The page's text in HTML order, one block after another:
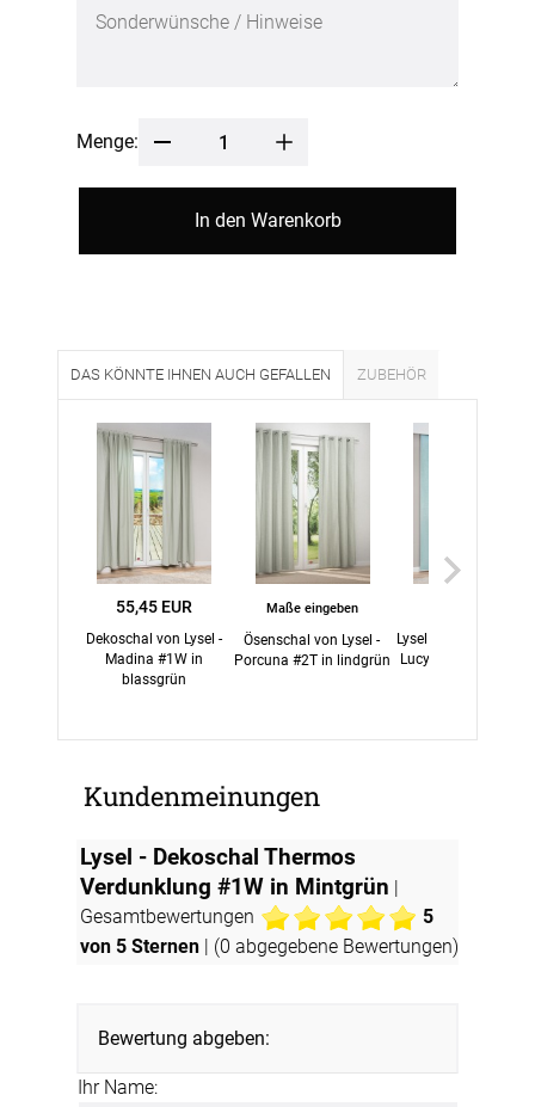
Menge:
In den Warenkorb
DAS KÖNNTE IHNEN AUCH GEFALLEN ZUBEHÖR
55,45 EUR
Dekoschal von Lysel -
Madina #1W in
blassgrün
Maße eingeben
Ösenschal von Lysel -
Porcuna #2T in lindgrün
Lysel -
Lucy #1W in
Kundenmeinungen
Lysel - Dekoschal Thermos
Verdunklung #1W in Mintgrün |
Gesamtbewertungen
5
von 5 Sternen
| (0 abgegebene Bewertungen)
Bewertung abgeben:
Ihr Name: